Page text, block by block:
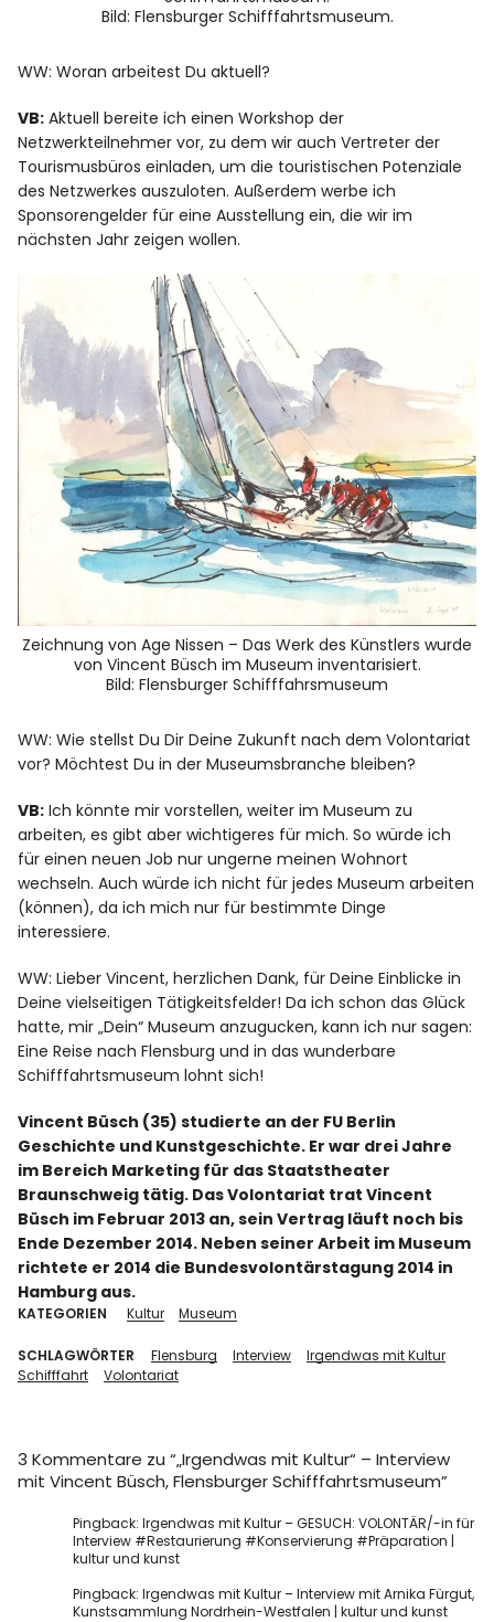
Bild: Flensburger Schifffahrtsmuseum.
WW: Woran arbeitest Du aktuell?
VB: Aktuell bereite ich einen Workshop der
Netzwerkteilnehmer vor, zu dem wir auch Vertreter der
Tourismusbüros einladen, um die touristischen Potenziale
des Netzwerkes auszuloten. Außerdem werbe ich
Sponsorengelder für eine Ausstellung ein, die wir im
nächsten Jahr zeigen wollen.
Zeichnung von Age Nissen – Das Werk des Künstlers wurde
von Vincent Büsch im Museum inventarisiert.
Bild: Flensburger Schifffahrsmuseum
WW: Wie stellst Du Dir Deine Zukunft nach dem Volontariat
vor? Möchtest Du in der Museumsbranche bleiben?
VB: Ich könnte mir vorstellen, weiter im Museum zu
arbeiten, es gibt aber wichtigeres für mich. So würde ich
für einen neuen Job nur ungerne meinen Wohnort
wechseln. Auch würde ich nicht für jedes Museum arbeiten
(können), da ich mich nur für bestimmte Dinge
interessiere.
WW: Lieber Vincent, herzlichen Dank, für Deine Einblicke in
Deine vielseitigen Tätigkeitsfelder! Da ich schon das Glück
hatte, mir „Dein“ Museum anzugucken, kann ich nur sagen:
Eine Reise nach Flensburg und in das wunderbare
Schifffahrtsmuseum lohnt sich!
Vincent Büsch (35) studierte an der FU Berlin
Geschichte und Kunstgeschichte. Er war drei Jahre
im Bereich Marketing für das Staatstheater
Braunschweig tätig. Das Volontariat trat Vincent
Büsch im Februar 2013 an, sein Vertrag läuft noch bis
Ende Dezember 2014. Neben seiner Arbeit im Museum
richtete er 2014 die Bundesvolontärstagung 2014 in
Hamburg aus.
KATEGORIEN Kultur Museum
SCHLAGWÖRTER Flensburg Interview
Irgendwas mit Kultur
Schifffahrt
Volontariat
3 Kommentare zu “„Irgendwas mit Kultur“ – Interview
mit Vincent Büsch, Flensburger Schifffahrtsmuseum”
Pingback:Irgendwas mit Kultur – GESUCH: VOLONTÄR/-in für
Interview #Restaurierung #Konservierung #Präparation |
kultur und kunst
Pingback:Irgendwas mit Kultur – Interview mit Arnika Fürgut,
Kunstsammlung Nordrhein-Westfalen | kultur und kunst